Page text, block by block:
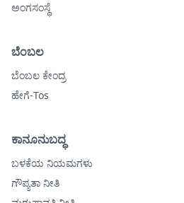
ಅಂಗಸಂಸ್ಥೆ
ಬೆಂಬಲ
ಬೆಂಬಲ ಕೇಂದ್ರ
ಹೇಗೆ-Tos
ಕಾನೂನುಬದ್ಧ
ಬಳಕೆಯ ನಿಯಮಗಳು
ಗೌಪ್ಯತಾ ನೀತಿ